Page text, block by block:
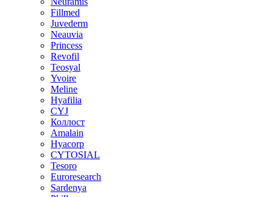
Fillmed
Juvederm
Neauvia
Princess
Revofil
Teosyal
Yvoire
Meline
Hyafilia
CYJ
Коллост
Amalain
Hyacorp
CYTOSIAL
Tesoro
Euroresearch
Sardenya